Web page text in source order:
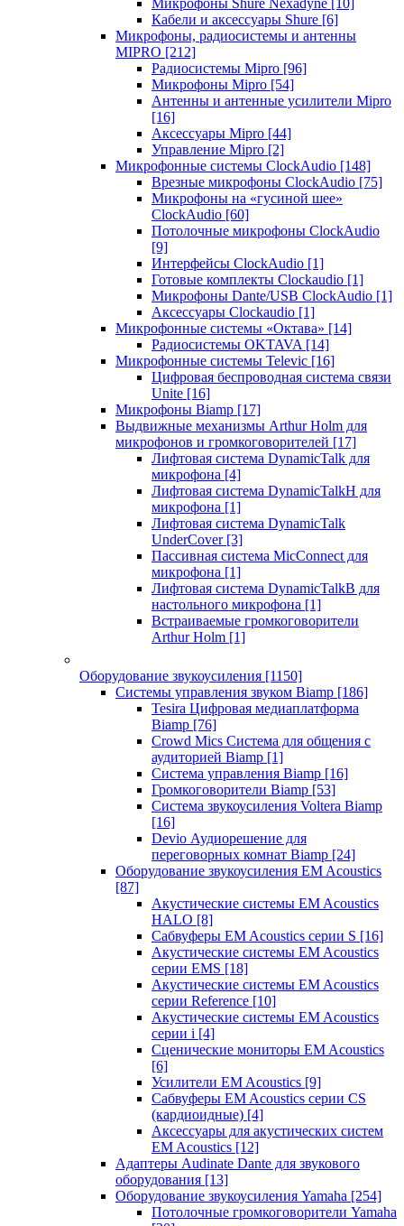
Микрофоны Shure Nexadyne [10]
Кабели и аксессуары Shure [6]
Микрофоны, радиосистемы и антенны
MIPRO [212]
Радиосистемы Mipro [96]
Микрофоны Mipro [54]
Антенны и антенные усилители Mipro
[16]
Аксессуары Mipro [44]
Управление Mipro [2]
Микрофонные системы ClockAudio [148]
Врезные микрофоны ClockAudio [75]
Микрофоны на «гусиной шее»
ClockAudio [60]
Потолочные микрофоны ClockAudio
[9]
Интерфейсы ClockAudio [1]
Готовые комплекты Clockaudio [1]
Микрофоны Dante/USB ClockAudio [1]
Аксессуары Clockaudio [1]
Микрофонные системы «Октава» [14]
Радиосистемы OKTAVA [14]
Микрофонные системы Televic [16]
Цифровая беспроводная система связи
Unite [16]
Микрофоны Biamp [17]
Выдвижные механизмы Arthur Holm для
микрофонов и громкоговорителей [17]
Лифтовая система DynamicTalk для
микрофона [4]
Лифтовая система DynamicTalkH для
микрофона [1]
Лифтовая система DynamicTalk
UnderCover [3]
Пассивная система MicConnect для
микрофона [1]
Лифтовая система DynamicTalkB для
настольного микрофона [1]
Встраиваемые громкоговорители
Arthur Holm [1]
Оборудование звукоусиления [1150]
Системы управления звуком Biamp [186]
Tesira Цифровая медиаплатформа
Biamp [76]
Crowd Mics Система для общения с
аудиторией Biamp [1]
Система управления Biamp [16]
Громкоговорители Biamp [53]
Система звукоусиления Voltera Biamp
[16]
Devio Аудиорешение для
переговорных комнат Biamp [24]
Оборудование звукоусиления EM Acoustics
[87]
Акустические системы EM Acoustics
HALO [8]
Сабвуферы EM Acoustics серии S [16]
Акустические системы EM Acoustics
серии EMS [18]
Акустические системы EM Acoustics
серии Reference [10]
Акустические системы EM Acoustics
серии i [4]
Сценические мониторы EM Acoustics
[6]
Усилители EM Acoustics [9]
Сабвуферы EM Acoustics серии CS
(кардиоидные) [4]
Аксессуары для акустических систем
EM Acoustics [12]
Адаптеры Audinate Dante для звукового
оборудования [13]
Оборудование звукоусиления Yamaha [254]
Потолочные громкоговорители Yamaha